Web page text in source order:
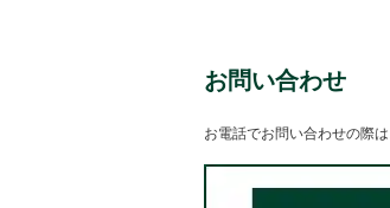
お問い合わせ
お電話でお問い合わせの際は